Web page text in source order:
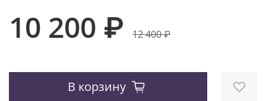
10 200 ₽ 12 400 ₽
В корзину